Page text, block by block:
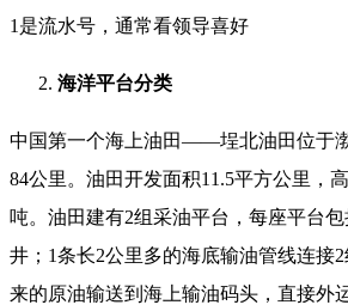
1是流水号，通常看领导喜好
海洋平台分类
中国第一个海上油田——埕北油田位于
84公里。油田开发面积11.5平方公里，
吨。油田建有2组采油平台，每座平台
井；1条长2公里多的海底输油管线连接
来的原油输送到海上输油码头，直接外运